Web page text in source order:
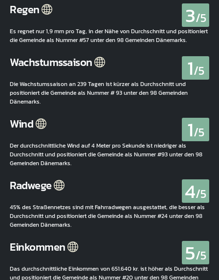
Regen 3/5
Es regnet nur 1,9 mm pro Tag, in der Nähe von Durchschnitt und positioniert
die Gemeinde als Nummer #57 unter den 98 Gemeinden Dänemarks.
Wachstumssaison 1/5
Die Wachstumssaison an 239 Tagen ist kürzer als Durchschnitt und
positioniert die Gemeinde als Nummer # 93 unter den 98 Gemeinden
Dänemarks.
Wind 1/5
Der durchschnittliche Wind auf 4 Meter pro Sekunde ist niedriger als
Durchschnitt und positioniert die Gemeinde als Nummer #93 unter den 98
Gemeinden Dänemarks.
Radwege 4/5
45% des Straßennetzes sind mit Fahrradwegen ausgestattet, die besser als
Durchschnitt und positioniert die Gemeinde als Nummer #24 unter den 98
Gemeinden Dänemarks.
Einkommen 5/5
Das durchschnittliche Einkommen von 651.640 kr. ist höher als Durchschnitt
und positioniert die Gemeinde als Nummer #20 unter den 98 Gemeinden